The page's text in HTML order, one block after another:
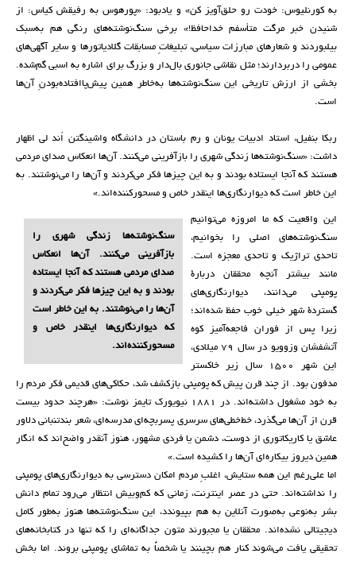
به کورنلیوس: خودت رو حلق‌آویز کن» و یادبود: «پورهوس به رفیقش کیاس: از
شنیدن خبر مرگت متأسفم خداحافظ!» برخی سنگ‌نوشته‌های رنگی هم به‌سبک
بیلبوردند و شعارهای مبارزات سیاسی، تبلیغاتِ مسابقات گلادیاتورها و سایر آگهی‌های
عمومی را دربردارند؛ مثل نقاشی جانوری بال‌دار و بزرگ برای اشاره به اسبی گم‌شده.
بخشی از ارزش تاریخی این سنگ‌نوشته‌ها به‌خاطر همین پیش‌پاافتاده‌بودنِ آن‌ها
است.
ربکا بنفیل، استاد ادبیات یونان و رم باستان در دانشگاه واشینگتن اَند لی اظهار
داشت: «سنگ‌نوشته‌ها زندگی شهری را بازآفرینی می‌کنند. آن‌ها انعکاس صدای مردمی
هستند که آنجا ایستاده بودند و به این چیزها فکر می‌کردند و آن‌ها را می‌نوشتند. به
این خاطر است که دیوارنگاری‌ها اینقدر خاص و مسحورکننده‌اند.»
سنگ‌نوشته‌ها زندگی شهری را
بازآفرینی می‌کنند. آن‌ها انعکاس
صدای مردمی هستند که آنجا ایستاده
بودند و به این چیزها فکر می‌کردند و
آن‌ها را می‌نوشتند. به این خاطر است
که دیوارنگاری‌ها اینقدر خاص و
مسحورکننده‌اند.
این واقعیت که ما امروزه می‌توانیم
سنگ‌نوشته‌های اصلی را بخوانیم،
تاحدی تراژیک و تاحدی معجزه است.
مانند بیشتر آنچه محققان دربارۀ
پومپئی می‌دانند، دیوارنگاری‌های
گستردۀ شهر خیلی خوب حفظ شده‌اند؛
زیرا پس از فوران فاجعه‌آمیز کوه
آتشفشان وزوویو در سال ۷۹ میلادی،
این شهر ۱۵۰۰ سال زیر خاکستر
مدفون بود. از چند قرن پیش که پومپئی بازکشف شد، حکاکی‌های قدیمی فکر مردم را
به خود مشغول داشته‌اند. در ۱۸۸۱ نیویورک تایمز نوشت: «هرچند حدود بیست
قرن از آن‌ها می‌گذرد، خط‌خطی‌های سرسری پسربچه‌ای مدرسه‌ای، شعر بندتنبانی دلاور
عاشق یا کاریکاتوری از دوست، دشمن یا فردی مشهور، هنوز آنقدر واضح‌اند که انگار
همین دیروز بیکاره‌ای آن‌ها را کشیده است.»
اما علی‌رغم این همه ستایش، اغلبِ مردم امکان دسترسی به دیوارنگاری‌های پومپئی
را نداشته‌اند. حتی در عصر اینترنت، زمانی که کم‌وبیش انتظار می‌رود تمام دانش
بشر به‌نوعی به‌صورت آنلاین به هم بپیوندد، این سنگ‌نوشته‌ها هنوز به‌طور کامل
دیجیتالی نشده‌اند. محققان یا مجبورند متون جداگانه‌ای را که تنها در کتابخانه‌های
تحقیقی یافت می‌شوند کنار هم بچینند یا شخصاً به تماشای پومپئی بروند. اما بخش